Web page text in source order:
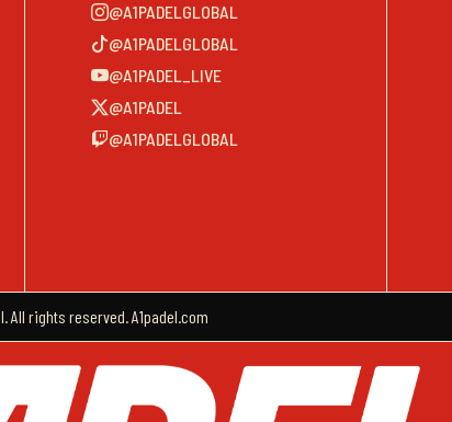
@A1PADELGLOBAL
@A1PADELGLOBAL
@A1PADEL_LIVE
@A1PADEL
@A1PADELGLOBAL
All rights reserved. A1padel.com